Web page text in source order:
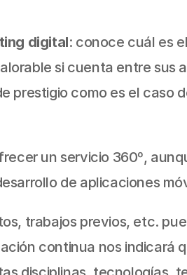
digital: conoce cuál es
si cuenta entre sus
prestigio como es el caso
un servicio 360º,
de aplicaciones
trabajos previos, etc.
continua nos indicará